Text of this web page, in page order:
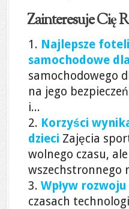
Zainteresuje Cię
Najlepsze
samochodowe
samochodowego
na jego
i...
Korzyści
dzieci Zajęcia
wolnego czasu,
wszechstronnego
Wpływ
czasach